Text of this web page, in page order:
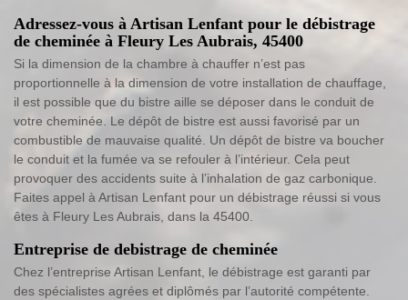
Adressez-vous à Artisan Lenfant pour le débistrage
de cheminée à Fleury Les Aubrais, 45400
Si la dimension de la chambre à chauffer n’est pas
proportionnelle à la dimension de votre installation de chauffage,
il est possible que du bistre aille se déposer dans le conduit de
votre cheminée. Le dépôt de bistre est aussi favorisé par un
combustible de mauvaise qualité. Un dépôt de bistre va boucher
le conduit et la fumée va se refouler à l’intérieur. Cela peut
provoquer des accidents suite à l’inhalation de gaz carbonique.
Faites appel à Artisan Lenfant pour un débistrage réussi si vous
êtes à Fleury Les Aubrais, dans la 45400.
Entreprise de debistrage de cheminée
Chez l’entreprise Artisan Lenfant, le débistrage est garanti par
des spécialistes agrées et diplômés par l’autorité compétente.